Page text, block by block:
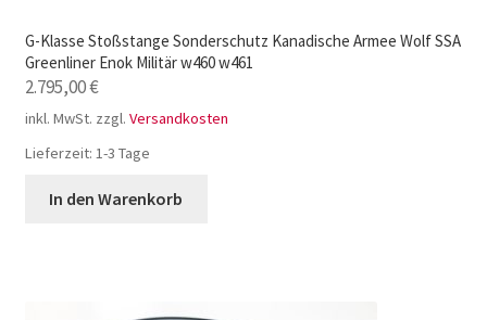
G-Klasse Stoßstange Sonderschutz Kanadische Armee Wolf SSA
Greenliner Enok Militär w460 w461
2.795,00€
inkl. MwSt. zzgl. Versandkosten
Lieferzeit: 1-3 Tage
In den Warenkorb